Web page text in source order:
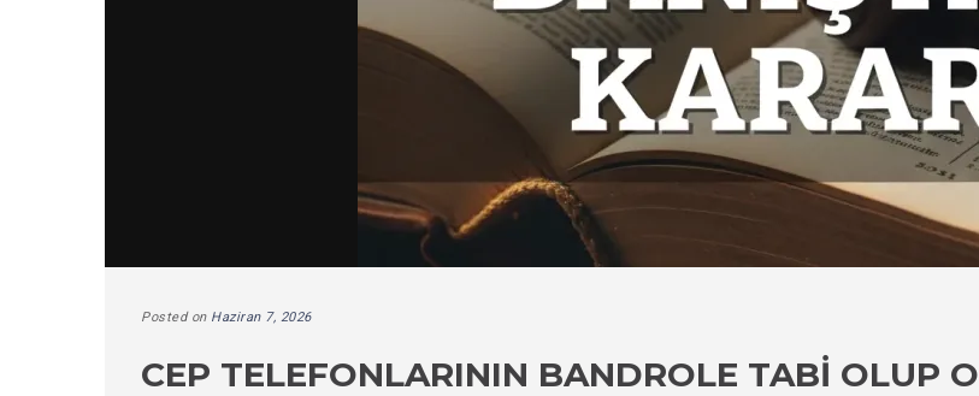
Posted on Haziran 7, 2026
CEP TELEFONLARININ BANDROLE TABI OLUP